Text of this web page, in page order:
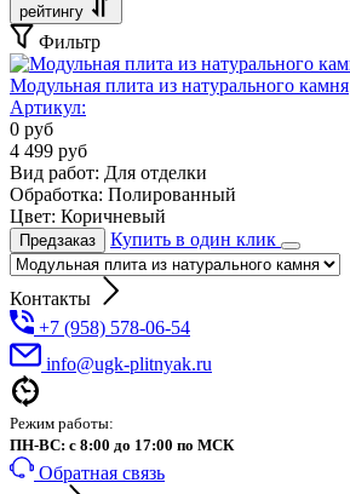
рейтингу
Фильтр
Модульная плита из натурального камня
Артикул:
0 руб
4 499 руб
Вид работ: Для отделки
Обработка: Полированный
Цвет: Коричневый
Предзаказ Купить в один клик
Контакты
+7 (958) 578-06-54
info@ugk-plitnyak.ru
Режим работы:
ПН-ВС: с 8:00 до 17:00 по МСК
Обратная связь